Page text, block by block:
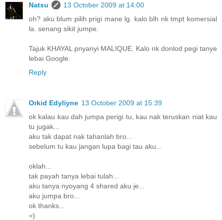
Natsu
13 October 2009 at 14:00
oh? aku blum pilih prigi mane lg. kalo blh nk tmpt komersial
la. senang sikit jumpe.
Tajuk KHAYAL pnyanyi MALIQUE. Kalo nk donlod pegi tanye
lebai Google.
Reply
Orkid Edyliyne 13 October 2009 at 15:39
ok kalau kau dah jumpa perigi tu, kau nak teruskan niat kau
tu jugak...
aku tak dapat nak tahanlah bro...
sebelum tu kau jangan lupa bagi tau aku...
oklah...
tak payah tanya lebai tulah...
aku tanya nyoyang 4 shared aku je...
aku jumpa bro...
ok thanks...
=)